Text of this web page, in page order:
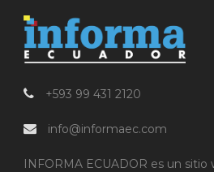
+593 99 431 2120
info@informaec.com
INFORMA ECUADOR es un sitio